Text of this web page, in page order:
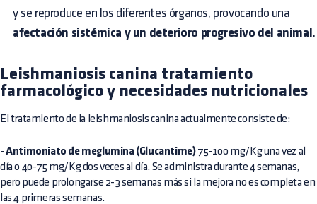
y se reproduce en los diferentes órganos, provocando una
afectación sistémica y un deterioro progresivo del animal.
Leishmaniosis canina tratamiento
farmacológico y necesidades nutricionales
El tratamiento de la leishmaniosis canina actualmente consiste de:
-Antimoniato de meglumina (Glucantime)75-100 mg/Kg una vez al
día o 40-75 mg/Kg dos veces al día. Se administra durante 4 semanas,
pero puede prolongarse 2-3 semanas más si la mejora no es completa en
las 4 primeras semanas.